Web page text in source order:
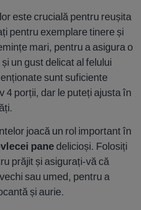
este crucială pentru reușita
pentru exemplare tinere și
mari, pentru a asigura o
un gust delicat al felului
sunt suficiente
4 porții, dar le puteți ajusta în
joacă un rol important în
pane delicioși. Folosiți
prăjit și asigurați-vă că
sau umed, pentru a
și aurie.